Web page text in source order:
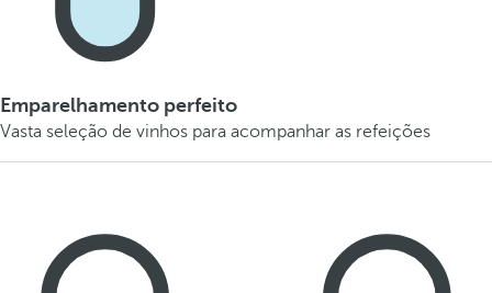
Emparelhamento perfeito
Vasta seleção de vinhos para acompanhar as refeições